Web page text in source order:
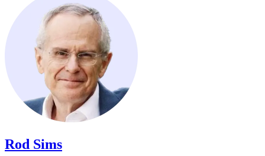
Rod Sims​​​​‌ ‍ ​‍​‍‌‍ ‌ ​‍‌‍‍‌‌‍‌ ‌‍‍‌‌‍ ‍​‍​‍​ ‍‍​‍​‍‌ ​ ‌‍​‌‌‍ ‍‌‍‍‌‌ ‌​‌ ‍‌​‍ ‍‌‍‍‌‌‍ ​‍​‍​‍ ​​‍​‍‌‍‍​‌ ​‍‌‍‌‌‌‍‌‍​‍​‍​ ‍‍​‍​‍‌‍‍​‌ ‌​‌ ‌​‌ ​​​ ‍‍​‍ ​‍ ‌‍ ​‌‍ ‌‍​ ‌‍​‌‌‍ ​‌‍‍​‌‍ ‌ ​ ‌ ‌​​ ‍‍​ ​ ​ ​ ​ ​ ​ ​ ​‍ ‌‍‍‌‌‍ ‍‌ ‌​‌‍‌‌‌‍ ‍‌ ‌​​‍ ‌‍‌‌‌‍‌​‌‍‍‌‌ ‌​​‍ ‌‍ ‌‌‍ ‌‍‌​‌‍‌‌​ ‌‌ ​​‌ ​‍‌‍‌‌‌ ​ ‌‍‌‌‌‍ ‍‌ ‌​‌‍​‌‌ ‌​‌‍‍‌‌‍ ‌‍ ‍​ ‍ ‌‍‍‌‌‍‌​​ ‌​ ‌‌​ ‍​​ ‌‌​ ​‍‌‍‌​​ ‍‌​ ‌‍​ ‍​​‍ ‌​ ‍​​ ‍‌‌‍​‍​ ‌ ​‍ ‌​ ‌​​ ‍​​ ‌​‌‍‌‍​‍ ‌‌‍​‍​ ​‍​ ‍​​ ‌‍​‍ ‌​ ‍‌​ ‌‌​ ​‌‌‍​ ‌‍​‌​ ​ ​ ‍​​ ​‍‌‍​ ​ ​‌​ ‌​​ ‍‌​ ‍ ‌ ‌​‌ ‍‌‌ ​​‌‍‌‌​ ‌‌‍​‌‌ ‌‌‌ ‌​‌‍‍​‌‍ ‌ ​‍​ ‍ ‌ ​​‌‍​‌‌ ‌​‌‍‍​​ ‌‌‍ ‍‌‍​‌‌‍ ‌‌‍‌‌​ ‌‍​‍‌‍​‌‌ ​ ‌‍‌‌‌‌‌‌‌ ​‍‌‍ ​​ ‌‌‍‍​‌ ‌​‌ ‌​‌ ​​​‍‌‌​ ​ ‌​​‌​‍‌‌​ ​‍‌​‌‍​‍‌‌​ ​‍‌​‌‍‌‍ ​‌‍ ‌‍​ ‌‍​‌‌‍ ​‌‍‍​‌‍ ‌ ​ ‌ ‌​​‍‌‌​ ​ ‌​​‌​ ​ ​ ​ ​ ​ ​ ​ ​‍‌‍‌‍‍‌‌‍‌​​ ‌​ ‌‌​ ‍​​ ‌‌​ ​‍‌‍‌​​ ‍‌​ ‌‍​ ‍​​‍ ‌​ ‍​​ ‍‌‌‍​‍​ ‌ ​‍ ‌​ ‌​​ ‍​​ ‌​‌‍‌‍​‍ ‌‌‍​‍​ ​‍​ ‍​​ ‌‍​‍ ‌​ ‍‌​ ‌‌​ ​‌‌‍​ ‌‍​‌​ ​ ​ ‍​​ ​‍‌‍​ ​ ​‌​ ‌​​ ‍‌​‍‌‍‌ ‌​‌ ‍‌‌ ​​‌‍‌‌​ ‌‌‍​‌‌ ‌‌‌ ‌​‌‍‍​‌‍ ‌ ​‍​‍‌‍‌ ​​‌‍​‌‌ ‌​‌‍‍​​ ‌‌‍ ‍‌‍​‌‌‍ ‌‌‍‌‌​‍‌‍‌ ​​‌‍‌‌‌ ​‍‌ ​ ‌ ​​‌‍‌‌‌‍​ ‌ ‌​‌‍‍‌‌ ‌‍‌‍‌‌​ ‌‌ ​​‌ ‌‌‌‍​‍‌‍ ​‌‍‍‌‌ ​ ‌‍‍​‌‍‌‌‌‍‌​​‍​‍‌ ‌